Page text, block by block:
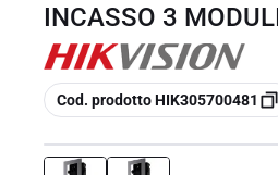
INCASSO 3
copia
Cod. prodotto HIK305700481